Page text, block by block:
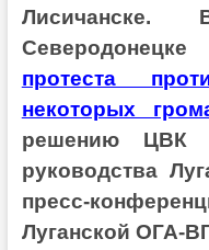
Лисичанске.
протеста
некоторых
решению ЦВК
руководства
пресс-
Луганской ОГА-